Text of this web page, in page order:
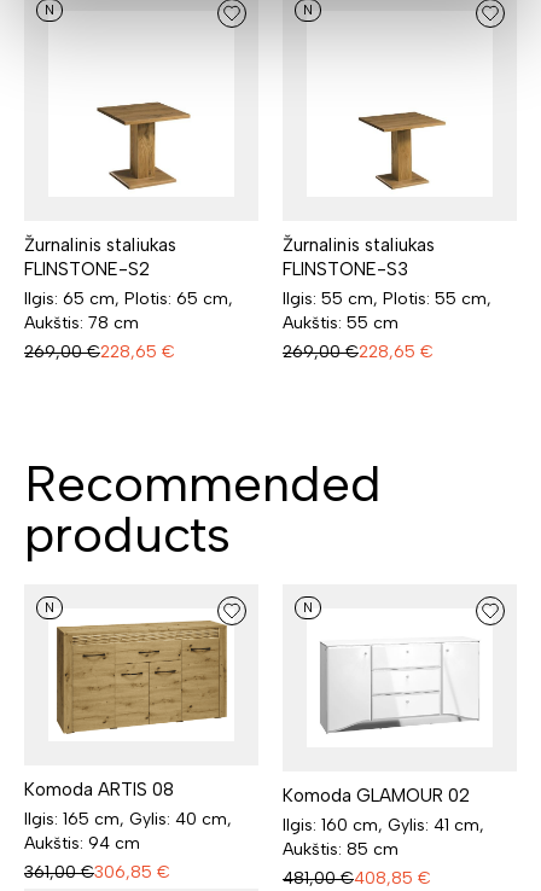
N
Žurnalinis staliukas
FLINSTONE-S2
Ilgis: 65 cm, Plotis: 65 cm,
Aukštis: 78 cm
269,00 €228,65 €
N
Žurnalinis staliukas
FLINSTONE-S3
Ilgis: 55 cm, Plotis: 55 cm,
Aukštis: 55 cm
269,00 €228,65 €
Recommended
products
N
Komoda ARTIS 08
Ilgis: 165 cm, Gylis: 40 cm,
Aukštis: 94 cm
361,00 €306,85 €
N
Komoda GLAMOUR 02
Ilgis: 160 cm, Gylis: 41 cm,
Aukštis: 85 cm
481,00 €408,85 €